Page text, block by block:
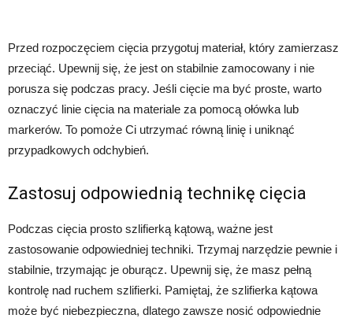
Przed rozpoczęciem cięcia przygotuj materiał, który zamierzasz
przeciąć. Upewnij się, że jest on stabilnie zamocowany i nie
porusza się podczas pracy. Jeśli cięcie ma być proste, warto
oznaczyć linie cięcia na materiale za pomocą ołówka lub
markerów. To pomoże Ci utrzymać równą linię i uniknąć
przypadkowych odchybień.
Zastosuj odpowiednią technikę cięcia
Podczas cięcia prosto szlifierką kątową, ważne jest
zastosowanie odpowiedniej techniki. Trzymaj narzędzie pewnie i
stabilnie, trzymając je oburącz. Upewnij się, że masz pełną
kontrolę nad ruchem szlifierki. Pamiętaj, że szlifierka kątowa
może być niebezpieczna, dlatego zawsze nosić odpowiednie